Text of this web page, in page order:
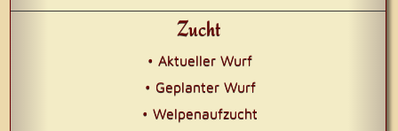
Zucht
• Aktueller Wurf
• Geplanter Wurf
• Welpenaufzucht